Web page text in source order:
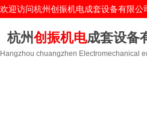
杭州创振机电成套设备
Hangzhou chuangzhen Electromechanical
欢迎访问杭州创振机电成套设备有限公